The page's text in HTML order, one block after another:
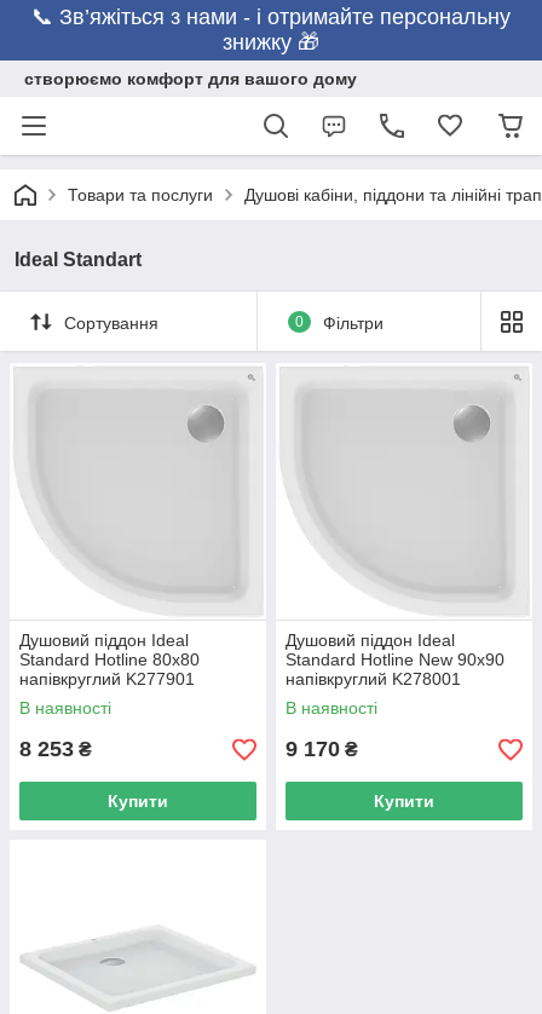
📞 Зв’яжіться з нами - і отримайте персональну
знижку 🎁
створюємо комфорт для вашого дому
Товари та послуги Душові кабіни, піддони та лінійні
Ideal Standart
Сортування 0 Фільтри
Душовий піддон Ideal
Standard Hotline 80х80
напівкруглий K277901
В наявності
8 253 ₴
Купити
Душовий піддон Ideal
Standard Hotline New 90х90
напівкруглий K278001
В наявності
9 170 ₴
Купити